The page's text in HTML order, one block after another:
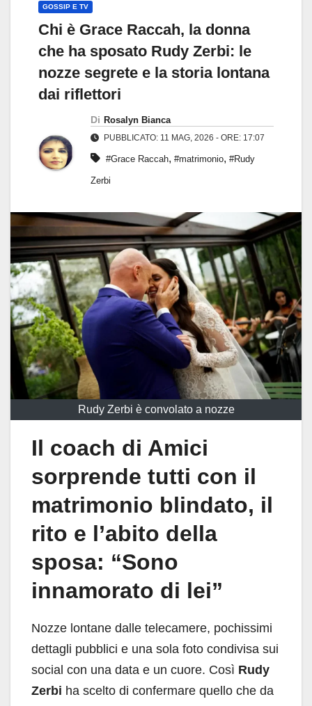
GOSSIP E TV
Chi è Grace Raccah, la donna
che ha sposato Rudy Zerbi: le
nozze segrete e la storia lontana
dai riflettori
Di Rosalyn Bianca
PUBBLICATO: 11 MAG, 2026 - ORE: 17:07
#Grace Raccah, #matrimonio, #Rudy
Zerbi
Rudy Zerbi è convolato a nozze
Il coach di Amici
sorprende tutti con il
matrimonio blindato, il
rito e l’abito della
sposa: “Sono
innamorato di lei”
Nozze lontane dalle telecamere, pochissimi
dettagli pubblici e una sola foto condivisa sui
social con una data e un cuore. Così Rudy
Zerbi ha scelto di confermare quello che da